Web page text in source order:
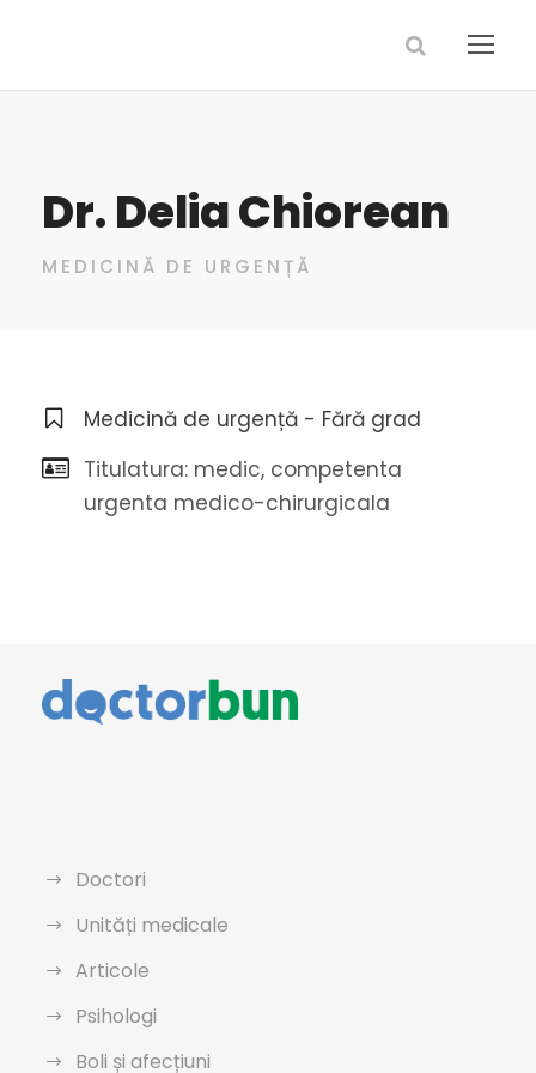
Dr. Delia Chiorean
MEDICINĂ DE URGENȚĂ
Medicină de urgență - Fără grad
Titulatura: medic, competenta
urgenta medico-chirurgicala
Doctori
Unități medicale
Articole
Psihologi
Boli și afecțiuni